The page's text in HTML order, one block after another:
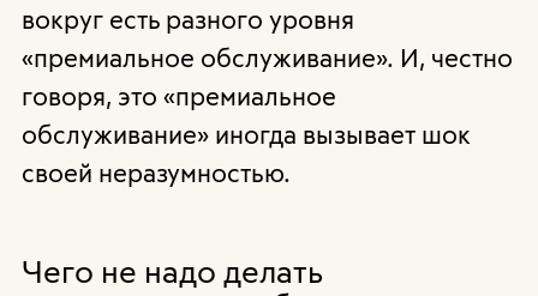
вокруг есть разного уровня
«премиальное обслуживание». И, честно
говоря, это «премиальное
обслуживание» иногда вызывает шок
своей неразумностью.
Чего не надо делать